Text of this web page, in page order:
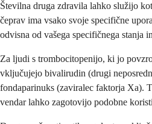
Številna druga zdravila lahko služijo
čeprav ima vsako svoje specifične
odvisna od vašega specifičnega stanja
Za ljudi s trombocitopenijo, ki jo
vključujejo bivalirudin (drugi
fondaparinuks (zaviralec faktorja Xa).
vendar lahko zagotovijo podobne